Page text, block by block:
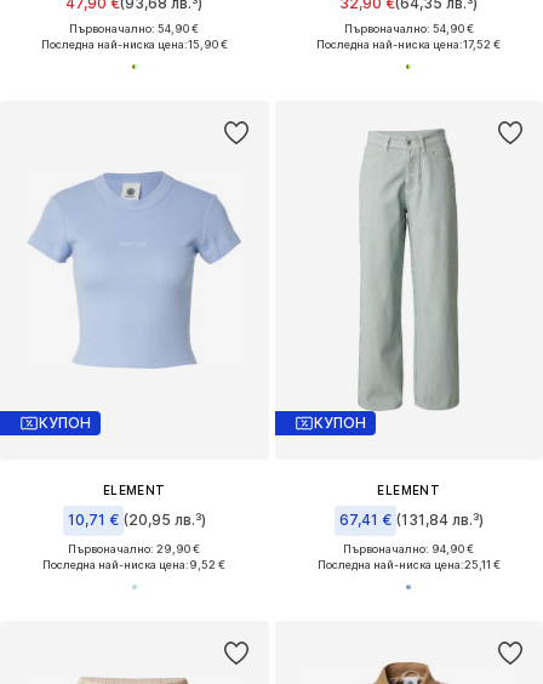
Първоначално: 54,90 €
Последна най-ниска цена:15,90 €
Първоначално: 54,90 €
Последна най-ниска цена:17,52 €
КУПОН
ELEMENT
10,71 € (20,95 лв.³)
Първоначално: 29,90 €
Последна най-ниска цена:9,52 €
КУПОН
ELEMENT
67,41 € (131,84 лв.³)
Първоначално: 94,90 €
Последна най-ниска цена:25,11 €